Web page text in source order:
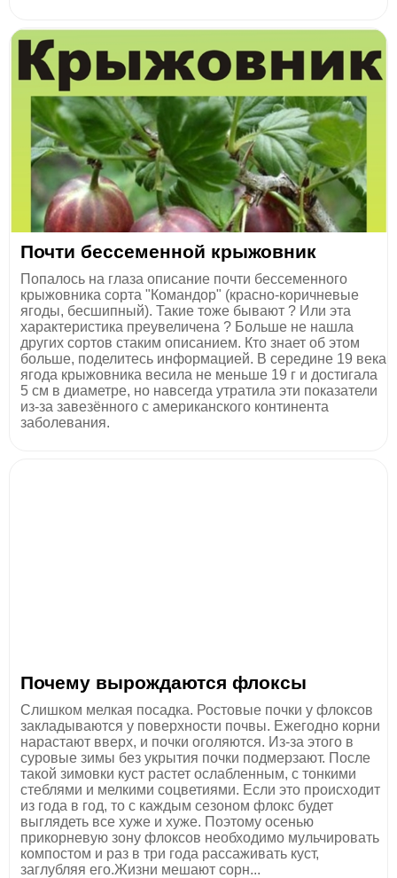
Почти бессеменной крыжовник
Попалось на глаза описание почти бессеменного
крыжовника сорта "Командор" (красно-коричневые
ягоды, бесшипный). Такие тоже бывают ? Или эта
характеристика преувеличена ? Больше не нашла
других сортов стаким описанием. Кто знает об этом
больше, поделитесь информацией. В середине 19 века
ягода крыжовника весила не меньше 19 г и достигала
5 см в диаметре, но навсегда утратила эти показатели
из-за завезённого с американского континента
заболевания.
Почему вырождаются флоксы
Слишком мелкая посадка. Ростовые почки у флоксов
закладываются у поверхности почвы. Ежегодно корни
нарастают вверх, и почки оголяются. Из-за этого в
суровые зимы без укрытия почки подмерзают. После
такой зимовки куст растет ослабленным, с тонкими
стеблями и мелкими соцветиями. Если это происходит
из года в год, то с каждым сезоном флокс будет
выглядеть все хуже и хуже. Поэтому осенью
прикорневую зону флоксов необходимо мульчировать
компостом и раз в три года рассаживать куст,
заглубляя его.Жизни мешают сорн...